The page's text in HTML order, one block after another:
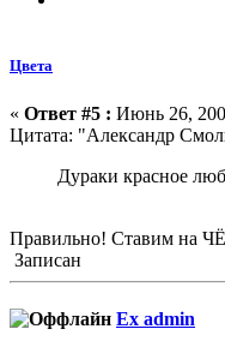
Цвета
« Ответ #5 : Июнь 26,
Цитата: "Александр
Дураки красное
Правильно! Ставим на
Записан
Ex admin